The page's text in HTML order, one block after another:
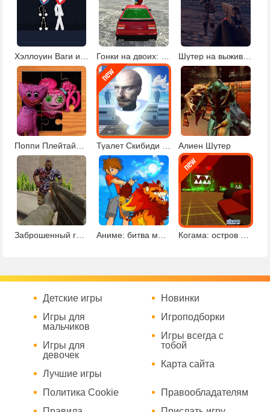
Хэллоуин Ваги и Киси Гонки на двоих: таран монстров Шутер на выживание
Поппи Плейтайм глава 2 пазлы Туалет Скибиди шутер Алиен Шутер
Заброшенный город Аниме: битва монстров Когама: остров окулусов и призраков
Детские игры
Игры для
мальчиков
Игры для
девочек
Лучшие игры
Новинки
Игроподборки
Игры всегда с
тобой
Карта сайта
Политика Cookie
Правообладателям